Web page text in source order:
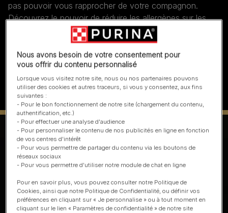
Prévention des Allergies).
pas pouvoir vous rapprocher de votre compagnon.
Découvrez le pouvoir de réduire les allergènes sur les
poils et les squames en seulement3 semaines
Réduisez les allergènes ! Relevez le challenge et
économisez jusqu’à 60€.
Je relève le challenge
Nous avons besoin de votre consentement pour
vous offrir du contenu personnalisé
Lorsque vous visitez notre site, nous ou nos partenaires pouvons
utiliser des cookies et autres traceurs, si vous y consentez, aux fins
suivantes :
- Pour le bon fonctionnement de notre site (chargement du contenu,
authentification, etc.)
- Pour effectuer une analyse d'audience
- Pour personnaliser le contenu de nos publicités en ligne en fonction
de vos centres d'intérêt
- Pour vous permettre de partager du contenu via les boutons de
réseaux sociaux
- Pour vous permettre d'utiliser notre module de chat en ligne
Pour en savoir plus, vous pouvez consulter notre Politique de
Cookies, ainsi que notre Politique de Confidentialité, ou définir vos
préférences en cliquant sur « Je personnalise » ou à tout moment en
cliquant sur le lien « Paramètres de confidentialité » de notre site